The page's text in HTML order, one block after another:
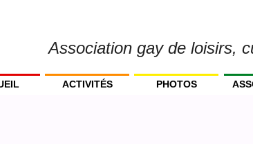
Association gay de loisirs,
ACTIVITÉS PHOTOS